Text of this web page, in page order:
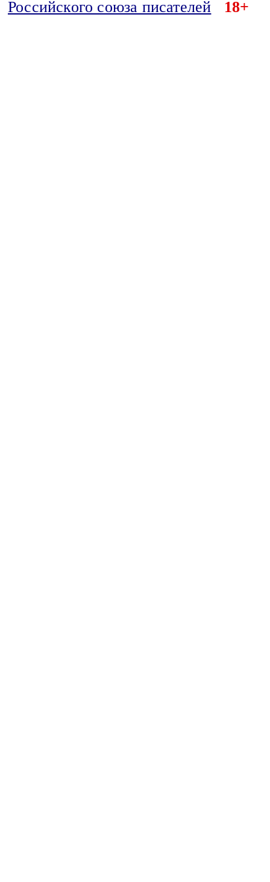
Российского союза писателей 18+